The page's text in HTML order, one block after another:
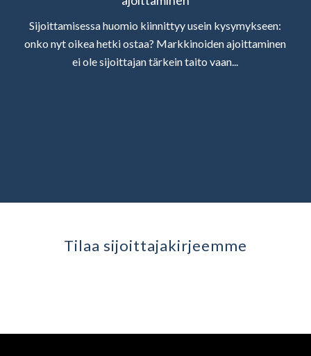
Sijoittamisessa huomio kiinnittyy usein kysymykseen:
onko nyt oikea hetki ostaa? Markkinoiden ajoittaminen
ei ole sijoittajan tärkein taito vaan...
Tilaa sijoittaja­kirjeemme